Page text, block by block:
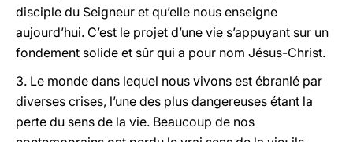
disciple du Seigneur et qu’elle nous enseigne
aujourd’hui. C’est le projet d’une vie s’appuyant sur un
fondement solide et sûr qui a pour nom Jésus-Christ.
3. Le monde dans lequel nous vivons est ébranlé par
diverses crises, l’une des plus dangereuses étant la
perte du sens de la vie. Beaucoup de nos